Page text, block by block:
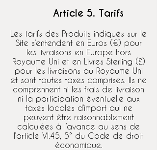
Article 5. Tarifs
Les tarifs des Produits indiqués sur le
Site s’entendent en Euros (€) pour
les livraisons en Europe hors
Royaume Uni et en Livres Sterling (£)
pour les livraisons au Royaume Uni
et sont toutes taxes comprises. Ils ne
comprennent ni les frais de livraison
ni la participation éventuelle aux
taxes locales d’import qui ne
peuvent être raisonnablement
calculées à l’avance au sens de
l’article VI.45, 5° du Code de droit
économique.